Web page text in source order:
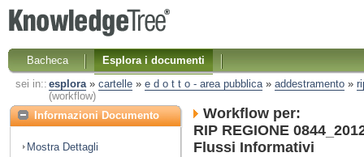
Bacheca
Esplora i documenti
sei in:: esplora» cartelle» e d o t t o - area pubblica» addestramento»
(workflow)
Informazioni Documento
Mostra Dettagli
Workflow per:
RIP REGIONE
Flussi Informativi